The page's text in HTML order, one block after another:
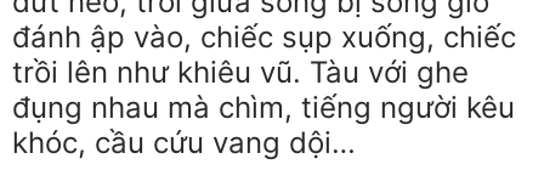
đánh ập vào, chiếc sụp xuống, chiếc
trồi lên như khiêu vũ. Tàu với ghe
đụng nhau mà chìm, tiếng người kêu
khóc, cầu cứu vang dội…